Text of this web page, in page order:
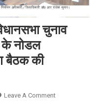
चुनाव
के नोडल
बैठक की
Leave A CommentOn